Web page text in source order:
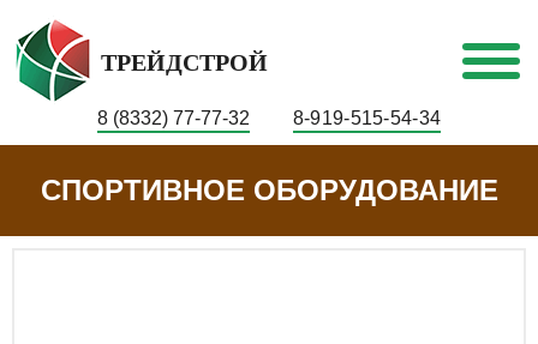
ТРЕЙДСТРОЙ
8 (8332) 77-77-32 8-919-515-54-34
СПОРТИВНОЕ ОБОРУДОВАНИЕ